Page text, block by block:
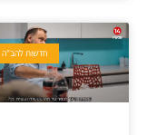
חדשות להב"ה